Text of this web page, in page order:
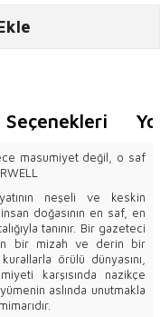
Seçenekleri
masumiyet değil, o saf
neşeli ve keskin
doğasının en saf, en
tanınır. Bir gazeteci
bir mizah ve derin bir
örülü dünyasını,
karşısında nazikçe
aslında unutmakla